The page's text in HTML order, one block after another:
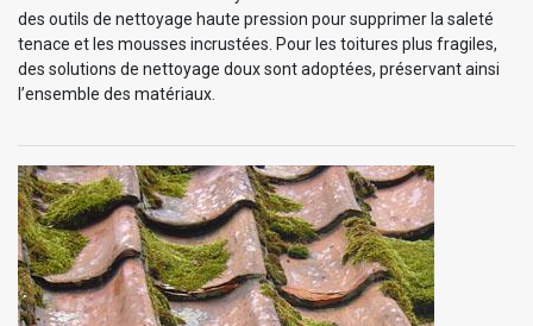
des outils de nettoyage haute pression pour supprimer la saleté
tenace et les mousses incrustées. Pour les toitures plus fragiles,
des solutions de nettoyage doux sont adoptées, préservant ainsi
l’ensemble des matériaux.